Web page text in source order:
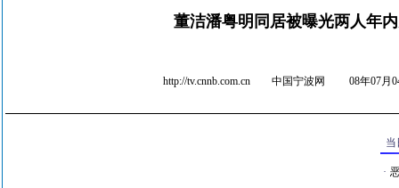
董洁潘粤明同居被曝光两人年
http://tv.cnnb.com.cn 中国宁波网 08年07月
当
·